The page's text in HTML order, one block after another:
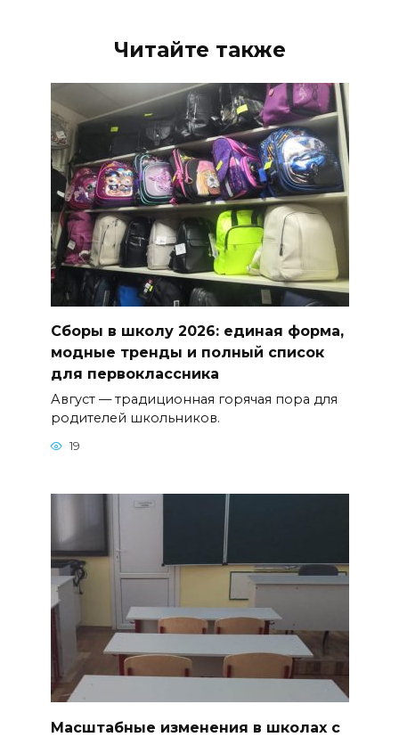
Читайте также
Сборы в школу 2026: единая форма,
модные тренды и полный список
для первоклассника
Август — традиционная горячая пора для
родителей школьников.
19
Масштабные изменения в школах с